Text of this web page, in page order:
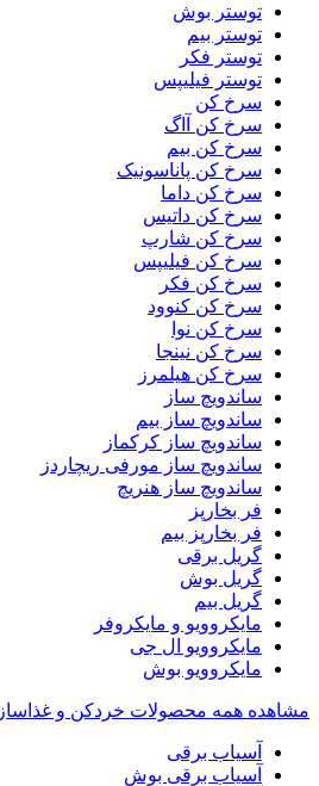
توستر بوش
توستر بیم
توستر فکر
توستر فیلیپس
سرخ کن
سرخ کن آاگ
سرخ کن بیم
سرخ کن پاناسونیک
سرخ کن داما
سرخ کن داتیس
سرخ کن شارپ
سرخ کن فیلیپس
سرخ کن فکر
سرخ کن کنوود
سرخ کن نوا
سرخ کن نینجا
سرخ کن هیلمرز
ساندویچ ساز
ساندویچ ساز بیم
ساندویچ ساز کرکماز
ساندویچ ساز مورفی ریچاردز
ساندویچ ساز هنریچ
فر بخارپز
فر بخارپز بیم
گریل برقی
گریل بوش
گریل بیم
مایکروویو و مایکروفر
مایکروویو ال جی
مایکروویو بوش
مشاهده همه محصولات خردکن و غذاساز
آسیاب برقی
آسیاب برقی بوش